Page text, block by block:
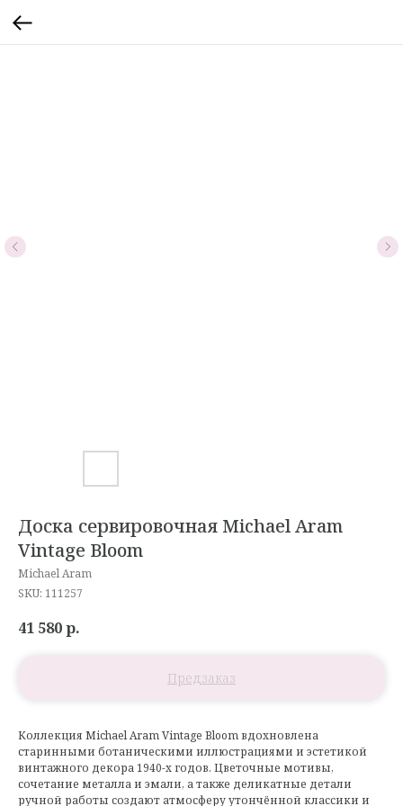
Доска сервировочная Michael Aram
Vintage Bloom
Michael Aram
SKU: 111257
41 580р.
Коллекция Michael Aram Vintage Bloom вдохновлена
старинными ботаническими иллюстрациями и эстетикой
винтажного декора 1940-х годов. Цветочные мотивы,
сочетание металла и эмали, а также деликатные детали
ручной работы создают атмосферу утончённой классики и